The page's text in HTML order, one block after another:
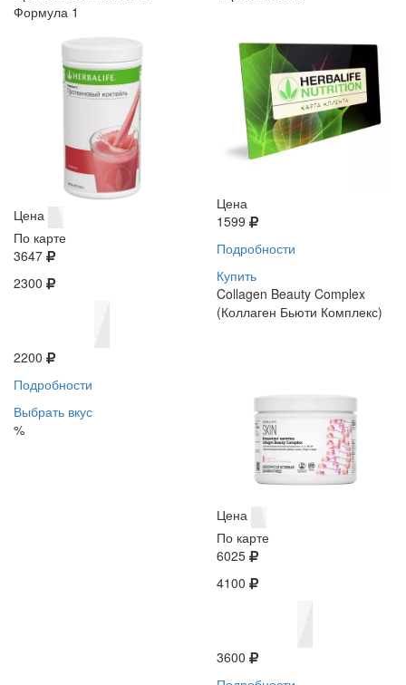
Формула 1
Цена
По карте
3647
2300
2200
Подробности
Выбрать вкус
%
Цена
1599
Подробности
Купить
Collagen Beauty Complex
(Коллаген Бьюти Комплекс)
Цена
По карте
6025
4100
3600